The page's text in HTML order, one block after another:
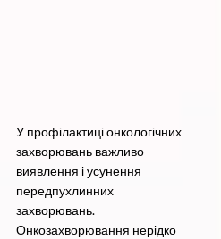
У профілактиці онкологічних
захворювань важливо
виявлення і усунення
передпухлинних
захворювань.
Онкозахворювання нерідко